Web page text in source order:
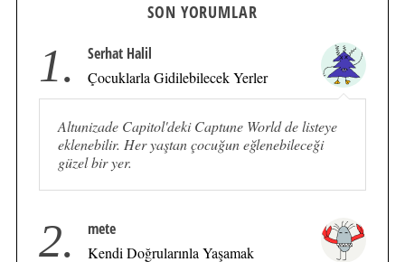
SON YORUMLAR
1. Serhat Halil
Çocuklarla Gidilebilecek Yerler
Altunizade Capitol'deki Captune World de listeye
eklenebilir. Her yaştan çocuğun eğlenebileceği
güzel bir yer.
2. mete
Kendi Doğrularınla Yaşamak